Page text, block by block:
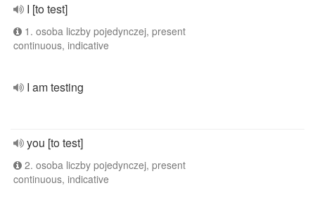
I [to test]
1. osoba liczby pojedynczej, present
continuous, indicative
I am testing
you [to test]
2. osoba liczby pojedynczej, present
continuous, indicative